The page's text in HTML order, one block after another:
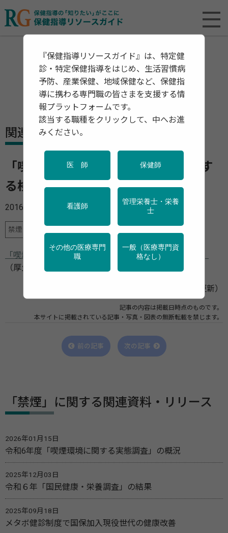
関連資料・リリース
「喫煙と健康 喫煙の健康影響に関す
る検討会報告書」
2016年09月05日
禁煙
「喫煙と健康 喫煙の健康影響に関する検討会報告書」
（厚生労働省／2016年9月2日更新）
（厚生労働省／2016年9月2日更新）
記事の内容は掲載日時点のものです。
本サイトに掲載されている記事・写真・図表の無断転載を禁じます。
前の記事 次の記事
「禁煙」に関する関連資料・リリース
2026年01月15日
令和6年度「喫煙環境に関する実態調査」の概況
2025年12月03日
令和６年「国民健康・栄養調査」の結果
2025年09月18日
メタボ健診制度で国保加入現役世代の健康改善
『保健指導リソースガイド』は、特定健
診・特定保健指導をはじめ、生活習慣病
予防、産業保健、地域保健など、保健指
導に携わる専門職の皆さまを支援する情
報プラットフォームです。
該当する職種をクリックして、中へお進
みください。
医 師 保健師
看護師
管理栄養士・栄養
士
その他の医療専門
職
一般（医療専門資
格なし）